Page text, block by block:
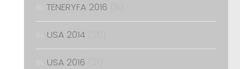
TENERYFA 2016
USA 2014
USA 2016